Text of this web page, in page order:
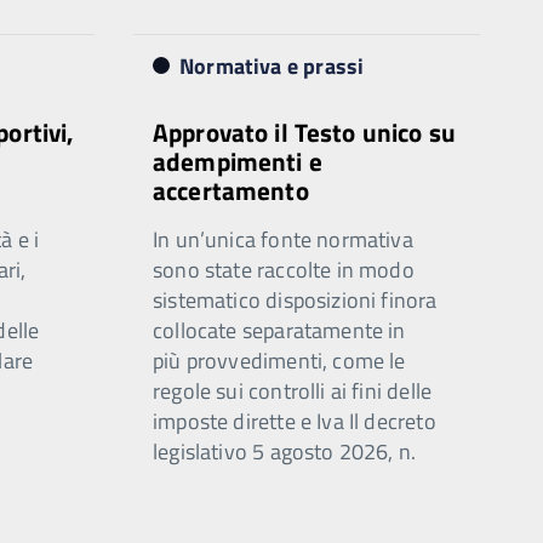
e i
Normativa e prassi
Approvato il Testo unico su
adempimenti e
accertamento
In un’unica fonte normativa
sono state raccolte in modo
sistematico disposizioni finora
collocate separatamente in
più provvedimenti, come le
regole sui controlli ai fini delle
imposte dirette e Iva Il decreto
legislativo 5 agosto 2026, n.